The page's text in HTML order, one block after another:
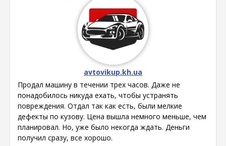
avtovikup.kh.ua
Продал машину в течении трех часов. Даже не
понадобилось никуда ехать, чтобы устранять
повреждения. Отдал так как есть, были мелкие
дефекты по кузову. Цена вышла немного меньше, чем
планировал. Но, уже было некогда ждать. Деньги
получил сразу, все хорошо.